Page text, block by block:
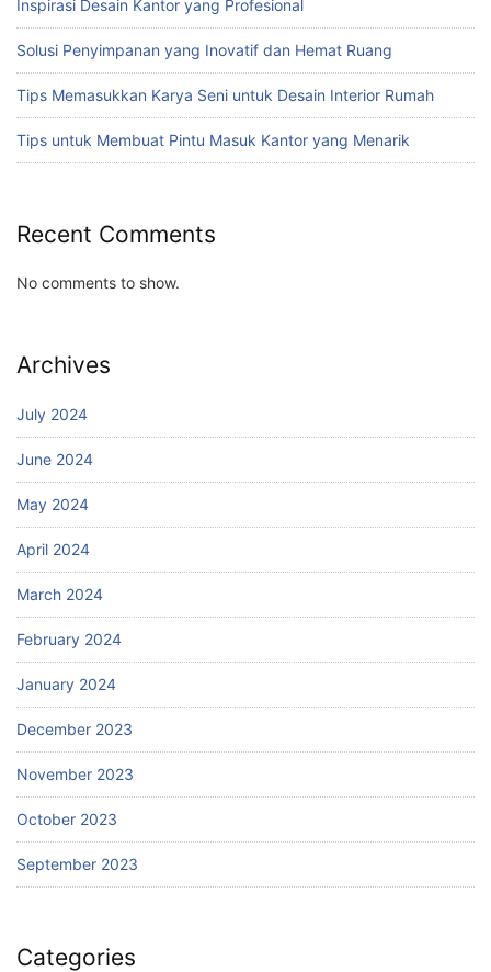
Inspirasi Desain Kantor yang Profesional
Solusi Penyimpanan yang Inovatif dan Hemat Ruang
Tips Memasukkan Karya Seni untuk Desain Interior Rumah
Tips untuk Membuat Pintu Masuk Kantor yang Menarik
Recent Comments
No comments to show.
Archives
July 2024
June 2024
May 2024
April 2024
March 2024
February 2024
January 2024
December 2023
November 2023
October 2023
September 2023
Categories